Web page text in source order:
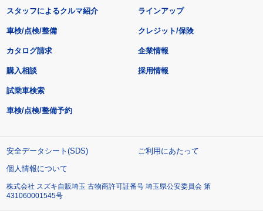
スタッフによるクルマ紹介 ラインアップ
車検/点検/整備 クレジット/保険
カタログ請求
購入相談
試乗車検索
車検/点検/整備予約
企業情報
採用情報
安全データシート(SDS)
ご利用にあたって
個人情報について
株式会社 スズキ自販埼玉 古物商許可証番号 埼玉県公安委員会 第
431060001545号